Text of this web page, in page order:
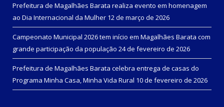
Prefeitura de Magalhães Barata realiza evento em homenagem
ao Dia Internacional da Mulher 12 de março de 2026
Campeonato Municipal 2026 tem início em Magalhães Barata com
grande participação da população 24 de fevereiro de 2026
Prefeitura de Magalhães Barata celebra entrega de casas do
Programa Minha Casa, Minha Vida Rural 10 de fevereiro de 2026